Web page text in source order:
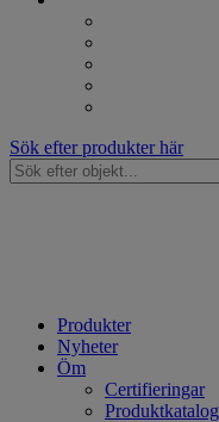
Sök efter produkter här
Sök
...
Produkter
Nyheter
Öm
Certifieringar
Produktkatalog